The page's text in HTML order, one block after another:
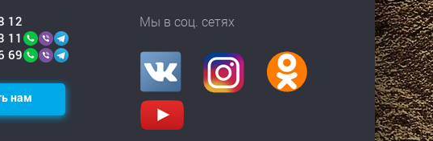
12
11
69
нам
Мы в соц. сетях